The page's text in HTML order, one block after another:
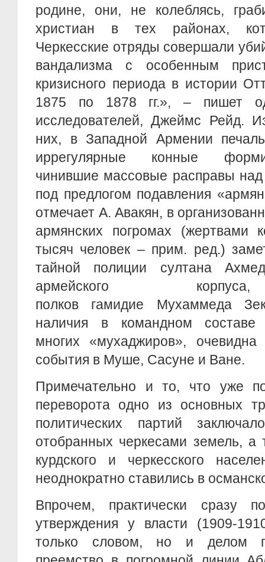
родине, они, не колеблясь,
христиан в тех районах,
Черкесские отряды совершали
вандализма с особенным
кризисного периода в истории
1875 по 1878 гг.», – пишет
исследователей, Джеймс Рейд.
них, в Западной Армении
иррегулярные конные
чинившие массовые расправы
под предлогом подавления
отмечает А. Авакян, в
армянских погромах (жертвами
тысяч человек – прим. ред.)
тайной полиции султана
армейского
полков гамидие Мухаммеда
наличия в командном составе
многих «мухаджиров»,
события в Муше, Сасуне и Ване.
Примечательно и то, что уже
переворота одно из основных
политических партий
отобранных черкесами земель, а
курдского и черкесского
неоднократно ставились в
Впрочем, практически сразу
утверждения у власти (1909-
только словом, но и делом